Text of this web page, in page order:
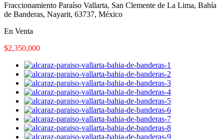
Fraccionamiento Paraíso Vallarta, San Clemente de La Lima, Bahía
de Banderas, Nayarit, 63737, México
En Venta
$2,350,000